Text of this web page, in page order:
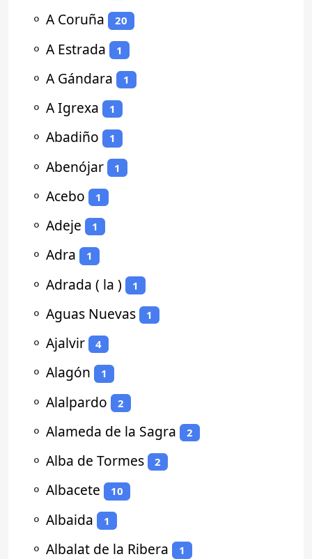
⚬ A Coruña 20
⚬ A Estrada 1
⚬ A Gándara 1
⚬ A Igrexa 1
⚬ Abadiño 1
⚬ Abenójar 1
⚬ Acebo 1
⚬ Adeje 1
⚬ Adra 1
⚬ Adrada ( la ) 1
⚬ Aguas Nuevas 1
⚬ Ajalvir 4
⚬ Alagón 1
⚬ Alalpardo 2
⚬ Alameda de la Sagra 2
⚬ Alba de Tormes 2
⚬ Albacete 10
⚬ Albaida 1
⚬ Albalat de la Ribera 1